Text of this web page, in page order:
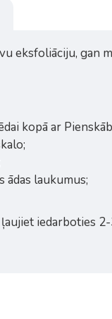
eksfoliāciju, gan
kopā ar
ādas laukumus;
iedarboties